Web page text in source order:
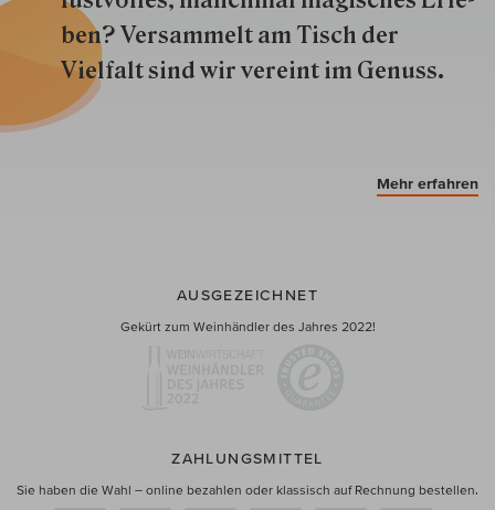
ben? Versammelt am Tisch der
Vielfalt sind wir ver­eint im Genuss.
Mehr erfahren
AUSGEZEICHNET
Gekürt zum Weinhändler des Jahres 2022!
ZAHLUNGSMITTEL
Sie haben die Wahl – online bezahlen oder klassisch auf Rechnung bestellen.